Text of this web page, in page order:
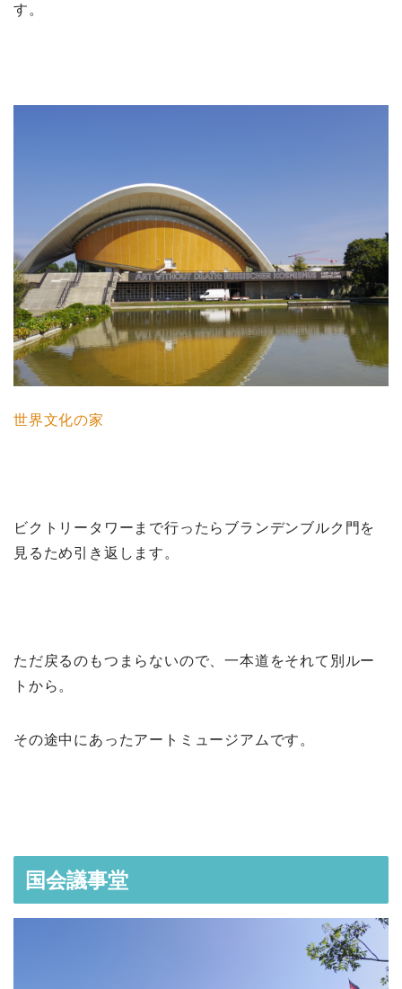
す。
世界文化の家
ビクトリータワーまで行ったらブランデンブルク門を
見るため引き返します。
ただ戻るのもつまらないので、一本道をそれて別ルー
トから。
その途中にあったアートミュージアムです。
国会議事堂